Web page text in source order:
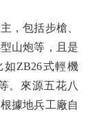
包括步槍、
山炮等，且是
ZB26式輕機
。來源五花八
據地兵工廠自